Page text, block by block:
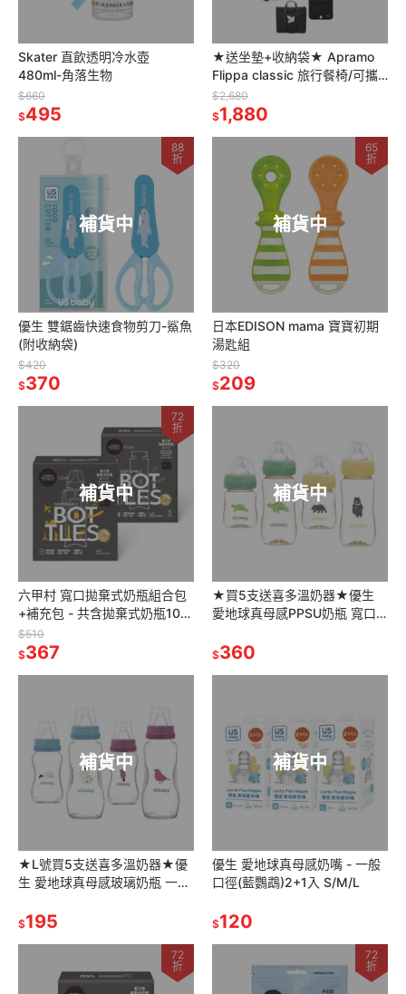
Skater 直飲透明冷水壺
480ml-角落生物
$660
$495
★送坐墊+收納袋★ Apramo
Flippa classic 旅行餐椅/可攜
式兩用兒童餐椅(多色可選)
$2,680
$1,880
補貨中
88
折
優生 雙鋸齒快速食物剪刀-鯊魚
(附收納袋)
$420
$370
補貨中
65
折
日本EDISON mama 寶寶初期
湯匙組
$320
$209
補貨中
72
折
六甲村 寬口拋棄式奶瓶組合包
+補充包 - 共含拋棄式奶瓶10入
+手握器+奶嘴
$510
$367
補貨中
★買5支送喜多溫奶器★優生
愛地球真母感PPSU奶瓶 寬口
黑熊)
$360
補貨中
★L號買5支送喜多溫奶器★優
生 愛地球真母感玻璃奶瓶 一般
朱雀)
$195
補貨中
優生 愛地球真母感奶嘴 - 一般
口徑(藍鸚鵡)2+1入 S/M/L
$120
72
折
72
折